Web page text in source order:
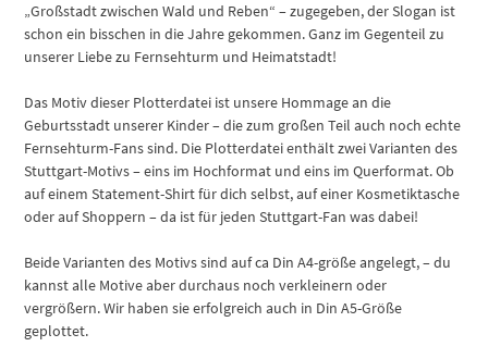
„Großstadt zwischen Wald und Reben“ – zugegeben, der Slogan ist
schon ein bisschen in die Jahre gekommen. Ganz im Gegenteil zu
unserer Liebe zu Fernsehturm und Heimatstadt!
Das Motiv dieser Plotterdatei ist unsere Hommage an die
Geburtsstadt unserer Kinder – die zum großen Teil auch noch echte
Fernsehturm-Fans sind. Die Plotterdatei enthält zwei Varianten des
Stuttgart-Motivs – eins im Hochformat und eins im Querformat. Ob
auf einem Statement-Shirt für dich selbst, auf einer Kosmetiktasche
oder auf Shoppern – da ist für jeden Stuttgart-Fan was dabei!
Beide Varianten des Motivs sind auf ca Din A4-größe angelegt, – du
kannst alle Motive aber durchaus noch verkleinern oder
vergrößern. Wir haben sie erfolgreich auch in Din A5-Größe
geplottet.